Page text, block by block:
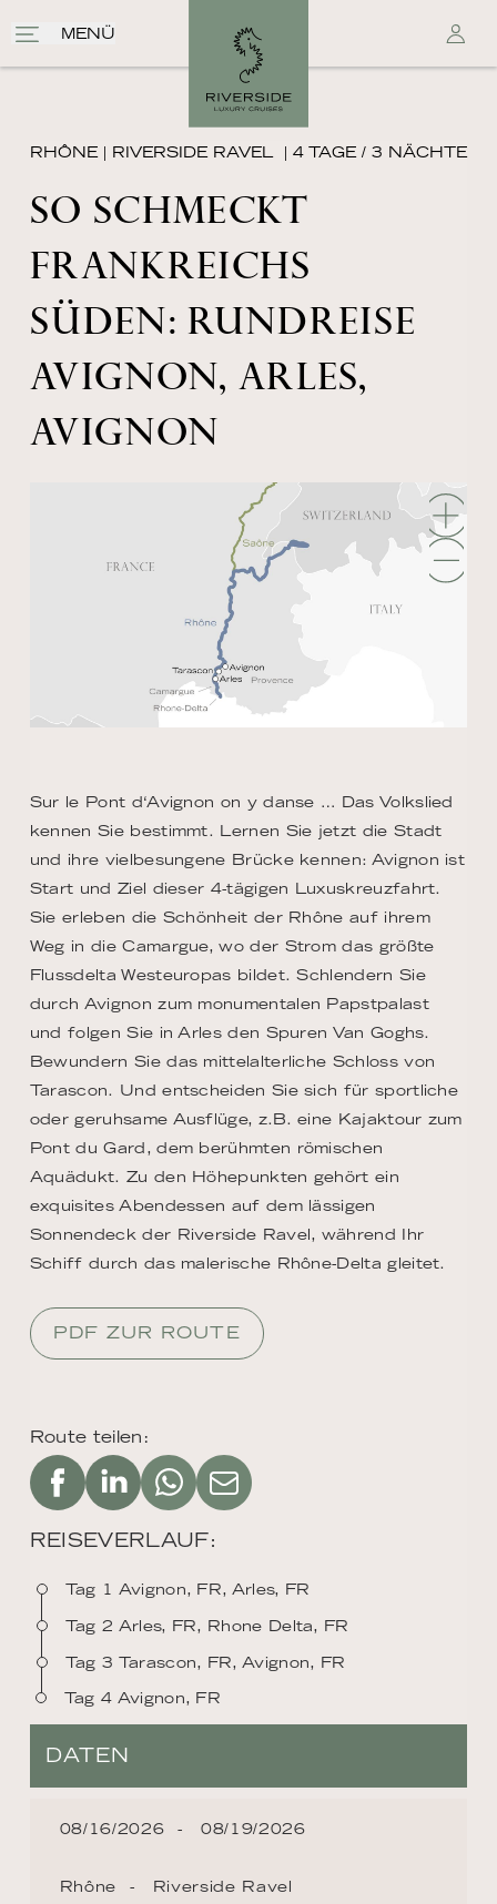
MENÜ
RHÔNE | RIVERSIDE RAVEL | 4 TAGE / 3 NÄCHTE
SO SCHMECKT
FRANKREICHS
SÜDEN: RUNDREISE
AVIGNON, ARLES,
AVIGNON
Route teilen:
REISEVERLAUF:
Tag 1 Avignon, FR, Arles, FR
Tag 2 Arles, FR, Rhone Delta, FR
Tag 3 Tarascon, FR, Avignon, FR
Tag 4 Avignon, FR
Sur le Pont d‘Avignon on y danse … Das Volkslied
kennen Sie bestimmt. Lernen Sie jetzt die Stadt
und ihre vielbesungene Brücke kennen: Avignon ist
Start und Ziel dieser 4-tägigen Luxuskreuzfahrt.
Sie erleben die Schönheit der Rhône auf ihrem
Weg in die Camargue, wo der Strom das größte
Flussdelta Westeuropas bildet. Schlendern Sie
durch Avignon zum monumentalen Papstpalast
und folgen Sie in Arles den Spuren Van Goghs.
Bewundern Sie das mittelalterliche Schloss von
Tarascon. Und entscheiden Sie sich für sportliche
oder geruhsame Ausflüge, z.B. eine Kajaktour zum
Pont du Gard, dem berühmten römischen
Aquädukt. Zu den Höhepunkten gehört ein
exquisites Abendessen auf dem lässigen
Sonnendeck der Riverside Ravel, während Ihr
Schiff durch das malerische Rhône-Delta gleitet.
PDF ZUR ROUTE
DATEN
08/16/2026 08/19/2026
Rhône Riverside Ravel